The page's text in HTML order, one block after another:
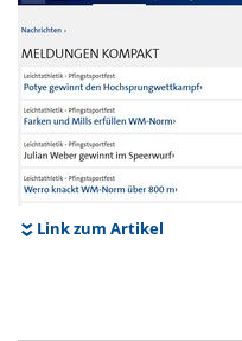
Link zum Artikel